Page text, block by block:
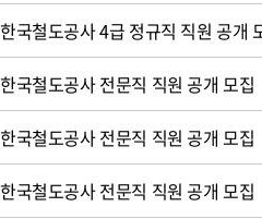
한국철도공사 4급 정규직 직원 공개
한국철도공사 전문직 직원 공개 모집
한국철도공사 전문직 직원 공개 모집
한국철도공사 전문직 직원 공개 모집